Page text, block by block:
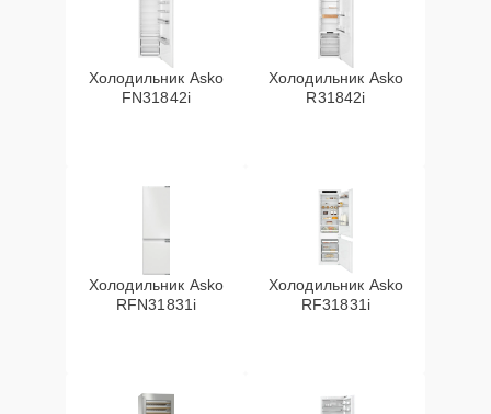
Холодильник Asko
FN31842i
Холодильник Asko
R31842i
Холодильник Asko
RFN31831i
Холодильник Asko
RF31831i